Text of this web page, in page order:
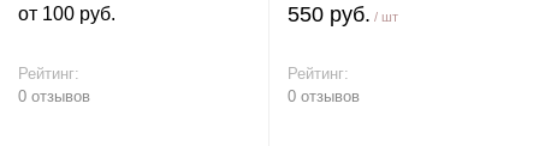
от 100 руб.
Рейтинг:
0 отзывов
550 руб. / шт
Рейтинг:
0 отзывов